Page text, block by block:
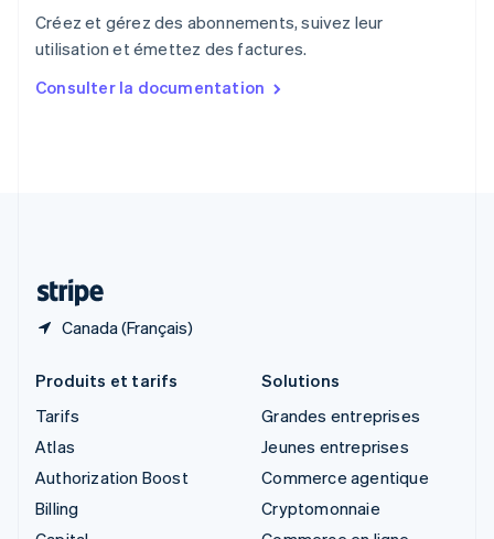
Créez et gérez des abonnements, suivez leur
utilisation et émettez des factures.
Consulter la documentation
Canada (Français)
Singapour
English 简体中文
English
Produits et tarifs
Tarifs
Atlas
Authorization Boost
Billing
Solutions
Grandes entreprises
Jeunes entreprises
Commerce agentique
Cryptomonnaie